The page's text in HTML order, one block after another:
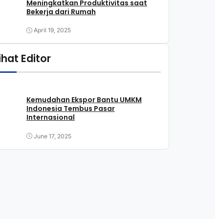
Meningkatkan Produktivitas saat
Bekerja dari Rumah
April 19, 2025
Editor
Kemudahan Ekspor Bantu UMKM
Indonesia Tembus Pasar
Internasional
June 17, 2025